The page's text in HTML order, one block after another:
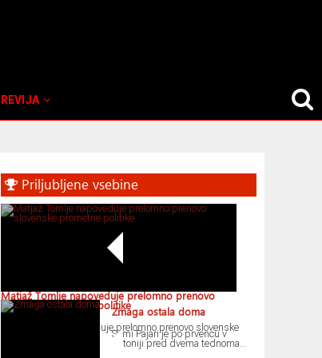
REVIJA
Primary
Sidebar
Priljubljene vsebine
Matjaž Tomlje napoveduje prelomno prenovo
slovenske prometne politike
Matjaž Tomlje napoveduje prelomno prenovo slovenske
Zmaga ostala doma
Sami Pajari je po prvencu v
Estoniji pred dvema tednoma...